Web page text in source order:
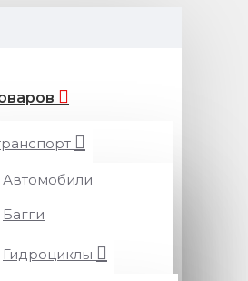
Автомобили
Багги
Гидроциклы